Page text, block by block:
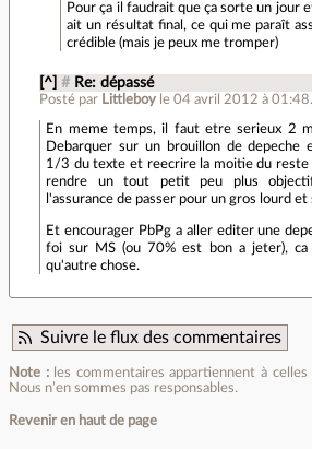
Pour ça il faudrait que ça sorte un jour
ait un résultat final, ce qui me paraît
crédible (mais je peux me tromper)
[^] # Re: dépassé
Posté par Littleboy le 04 avril 2012 à 01:48.
En meme temps, il faut etre serieux 2
Debarquer sur un brouillon de depeche
1/3 du texte et reecrire la moitie du reste
rendre un tout petit peu plus
l'assurance de passer pour un gros lourd
Et encourager PbPg a aller editer une
foi sur MS (ou 70% est bon a jeter), ca
qu'autre chose.
Suivre le flux des commentaires
Note :les commentaires appartiennent à
Nous n’en sommes pas responsables.
Revenir en haut de page